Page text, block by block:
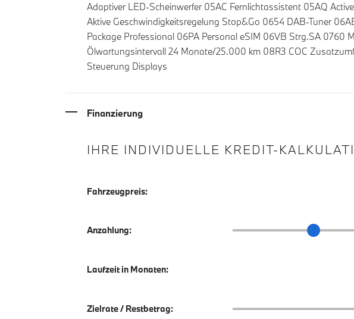
Adaptiver LED-Scheinwerfer 05AC Fernlichtassistent 05AQ
Aktive Geschwindigkeitsregelung Stop&Go 0654 DAB-Tuner
Package Professional 06PA Personal eSIM 06VB Strg.SA
Ölwartungsintervall 24 Monate/25.000 km 08R3 COC
Steuerung Displays
Finanzierung
IHRE INDIVIDUELLE KREDIT-
Fahrzeugpreis:
Anzahlung: Anzahlung Schieberegler
Laufzeit in Monaten:
Zielrate / Restbetrag: Zielrate / Restbetrag